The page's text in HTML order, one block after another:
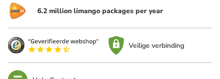
6.2 million limango packages per year
Veilige verbinding